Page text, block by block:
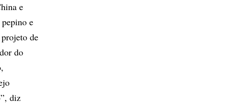
e
e
de
do
diz